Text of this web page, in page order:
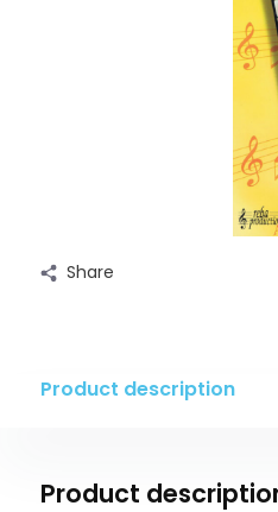
Share
Product description
Product